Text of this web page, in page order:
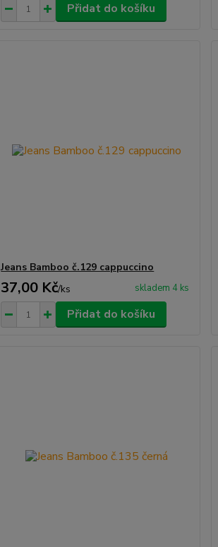
Přidat do košíku
Jeans Bamboo č.129 cappuccino
37,00 Kč/ks skladem 4 ks
Přidat do košíku